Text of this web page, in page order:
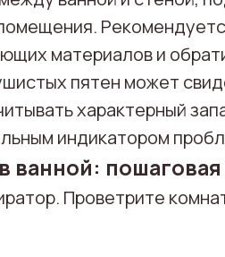
материалов и
пятен может
характерный
индикатором
ванной:
Проветрите